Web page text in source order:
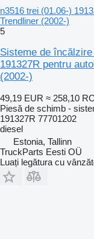
n3516 trei (01.06-)
Trendliner (2002-)
5
Sisteme de
191327R pentru
(2002-)
49,19 EUR ≈ 258,10
Piesă de schimb -
191327R 77701202
diesel
Estonia, Tallinn
TruckParts Eesti OÜ
Luați legătura cu